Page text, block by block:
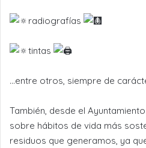
radiografías
tintas
…entre otros, siempre de
También, desde el
sobre hábitos de vida más
residuos que generamos, ya